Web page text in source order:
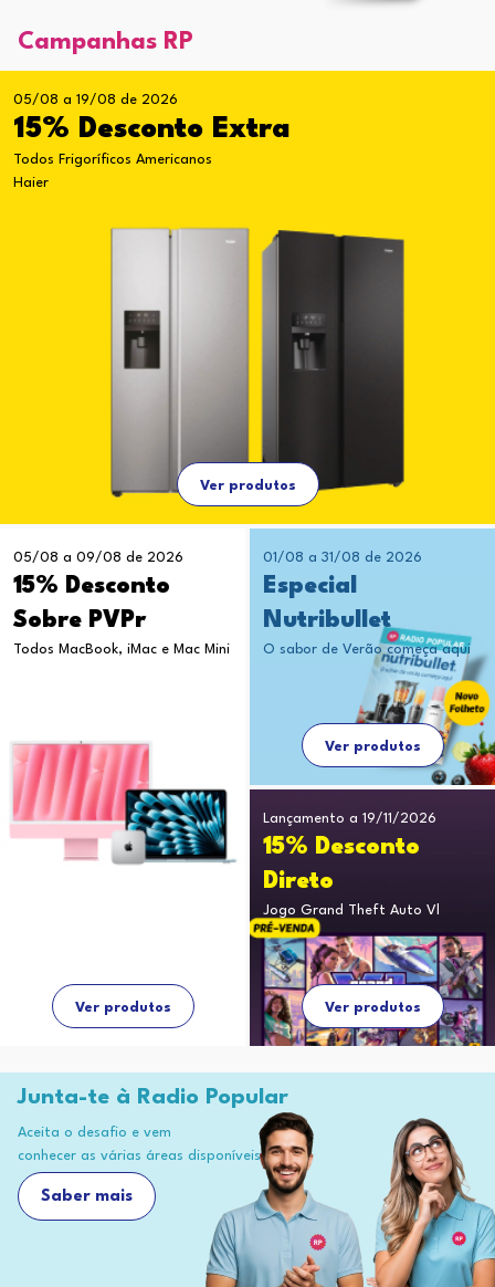
Campanhas RP
05/08 a 19/08 de 2026
15% Desconto Extra
Todos Frigoríficos Americanos
Haier
Ver produtos
05/08 a 09/08 de 2026
15% Desconto
Sobre PVPr
Todos MacBook, iMac e Mac Mini
Ver produtos
01/08 a 31/08 de 2026
Especial
Nutribullet
O sabor de Verão começa aqui
Ver produtos
Lançamento a 19/11/2026
15% Desconto
Direto
Jogo Grand Theft Auto Vl
Ver produtos
Junta-te à Radio Popular
Aceita o desafio e vem
conhecer as várias áreas disponíveis
Saber mais